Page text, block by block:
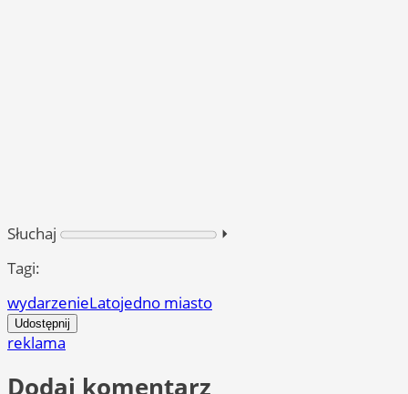
Słuchaj
⏵︎
Tagi:
wydarzenieLatojedno miasto
Udostępnij
reklama
Dodaj komentarz